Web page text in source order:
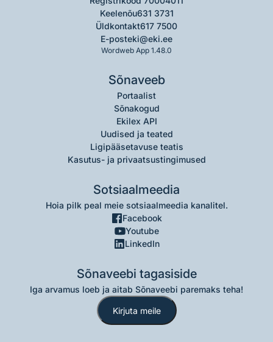
Keelenõu631 3731
Üldkontakt617 7500
E-posteki@eki.ee
Wordweb App 1.48.0
Sõnaveeb
Portaalist
Sõnakogud
Ekilex API
Uudised ja teated
Ligipääsetavuse teatis
Kasutus- ja privaatsustingimused
Sotsiaalmeedia
Hoia pilk peal meie sotsiaalmeedia kanalitel.
Facebook
Youtube
LinkedIn
Sõnaveebi tagasiside
Iga arvamus loeb ja aitab Sõnaveebi paremaks teha!
Kirjuta meile